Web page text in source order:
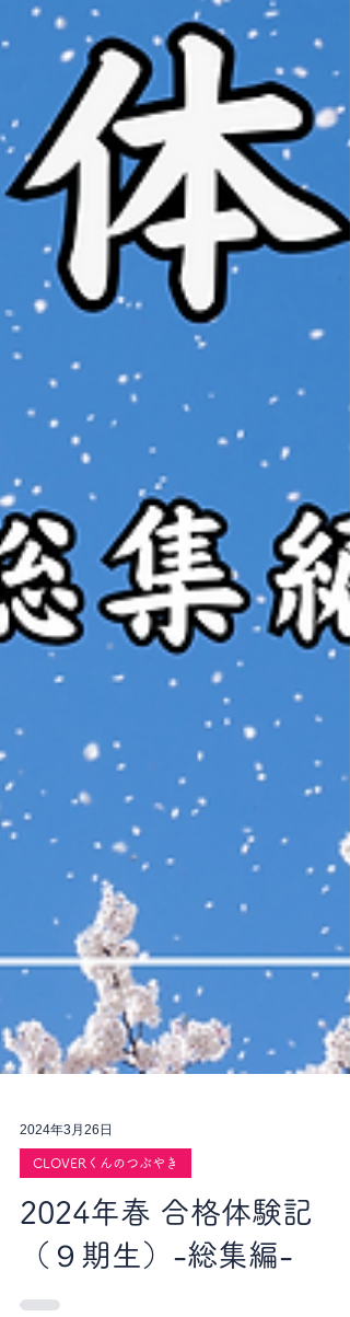
2024年3月26日
CLOVERくんのつぶやき